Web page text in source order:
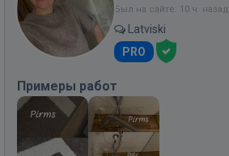
Был на сайте: 10 ч. назад
Latviski
PRO
Примеры работ